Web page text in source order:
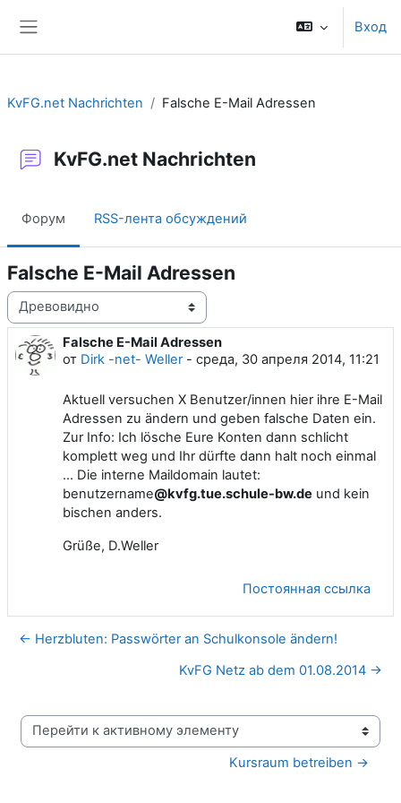
Вход
KvFG.net Nachrichten Falsche E-Mail Adressen
KvFG.net Nachrichten
Форум RSS-лента обсуждений
Falsche E-Mail Adressen
Режим отображения
Falsche E-Mail Adressen
от Dirk -net- Weller- среда, 30 апреля 2014, 11:21
Количество ответов: 0
Aktuell versuchen X Benutzer/innen hier ihre E-Mail
Adressen zu ändern und geben falsche Daten ein.
Zur Info: Ich lösche Eure Konten dann schlicht
komplett weg und Ihr dürfte dann halt noch einmal
... Die interne Maildomain lautet:
benutzername@kvfg.tue.schule-bw.de und kein
bischen anders.
Grüße, D.Weller
Постоянная ссылка
← Herzbluten: Passwörter an Schulkonsole ändern!
KvFG Netz ab dem 01.08.2014 →
Перейти к активному элементу
Kursraum betreiben →